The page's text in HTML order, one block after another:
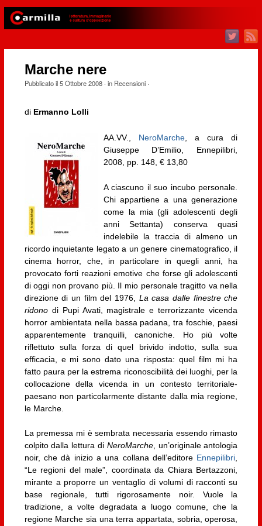
Marche nere
Pubblicato il5 Ottobre 2008· in Recensioni·
di Ermanno Lolli
AA.VV., NeroMarche, a cura di
Giuseppe D’Emilio, Ennepilibri,
2008, pp. 148, € 13,80
A ciascuno il suo incubo personale.
Chi appartiene a una generazione
come la mia (gli adolescenti degli
anni Settanta) conserva quasi
indelebile la traccia di almeno un
ricordo inquietante legato a un genere cinematografico, il
cinema horror, che, in particolare in quegli anni, ha
provocato forti reazioni emotive che forse gli adolescenti
di oggi non provano più. Il mio personale tragitto va nella
direzione di un film del 1976, La casa dalle finestre che
ridonodi Pupi Avati, magistrale e terrorizzante vicenda
horror ambientata nella bassa padana, tra foschie, paesi
apparentemente tranquilli, canoniche. Ho più volte
riflettuto sulla forza di quel brivido indotto, sulla sua
efficacia, e mi sono dato una risposta: quel film mi ha
fatto paura per la estrema riconoscibilità dei luoghi, per la
collocazione della vicenda in un contesto territoriale-
paesano non particolarmente distante dalla mia regione,
le Marche.
La premessa mi è sembrata necessaria essendo rimasto
colpito dalla lettura di NeroMarche, un’originale antologia
noir, che dà inizio a una collana dell’editore Ennepilibri
“Le regioni del male”, coordinata da Chiara Bertazzoni,
mirante a proporre un ventaglio di volumi di racconti su
base regionale, tutti rigorosamente noir. Vuole la
tradizione, a volte degradata a luogo comune, che la
regione Marche sia una terra appartata, sobria, operosa,